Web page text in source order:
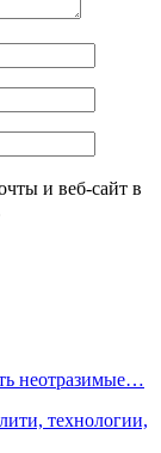
и веб-сайт в
неотразимые…
технологии,